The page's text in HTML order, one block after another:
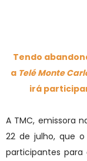
Tendo
a Telé Monte
irá
A TMC, emissora
22 de julho, que
participantes para